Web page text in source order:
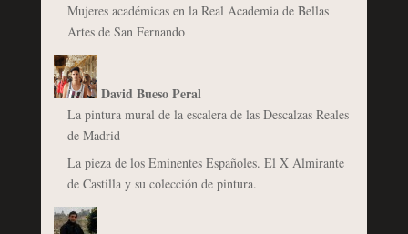
Mujeres académicas en la Real Academia de Bellas
Artes de San Fernando
David Bueso Peral
La pintura mural de la escalera de las Descalzas Reales
de Madrid
La pieza de los Eminentes Españoles. El X Almirante
de Castilla y su colección de pintura.